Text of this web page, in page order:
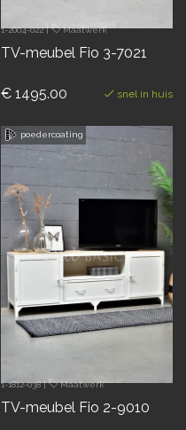
1-2004-022| Maatwerk
TV-meubel Fio 3-7021
€ 1495.00 snel in huis
poedercoating
1-1812-038| Maatwerk
TV-meubel Fio 2-9010